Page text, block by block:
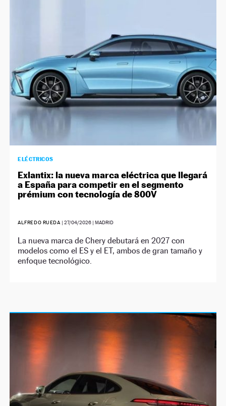
ELÉCTRICOS
Exlantix: la nueva marca eléctrica que llegará
a España para competir en el segmento
prémium con tecnología de 800V
ALFREDO RUEDA | 27/04/2026| MADRID
La nueva marca de Chery debutará en 2027 con
modelos como el ES y el ET, ambos de gran tamaño y
enfoque tecnológico.